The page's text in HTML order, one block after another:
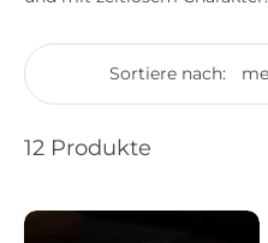
Sortiere nach:
12 Produkte